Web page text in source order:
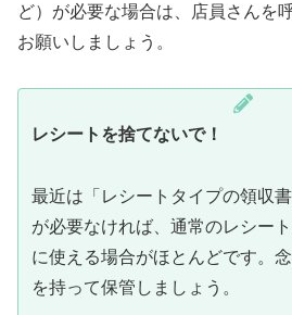
ど）が必要な場合は、店員さんを
お願いしましょう。
レシートを捨てないで！
最近は「レシートタイプの領収
が必要なければ、通常のレシー
に使える場合がほとんどです。
を持って保管しましょう。